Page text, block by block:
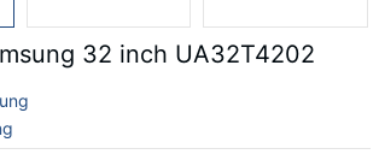
32 inch UA32T4202